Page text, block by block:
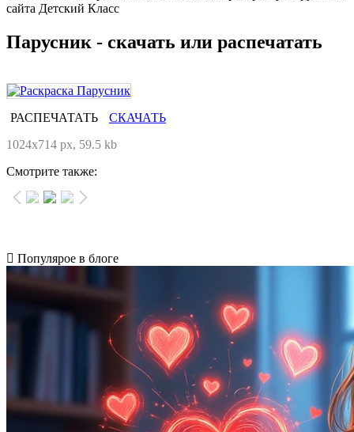
сайта Детский Класс
Парусник - скачать или распечатать
РАСПЕЧАТАТЬ
СКАЧАТЬ
1024x714 px, 59.5 kb
Смотрите также:
Популярое в блоге